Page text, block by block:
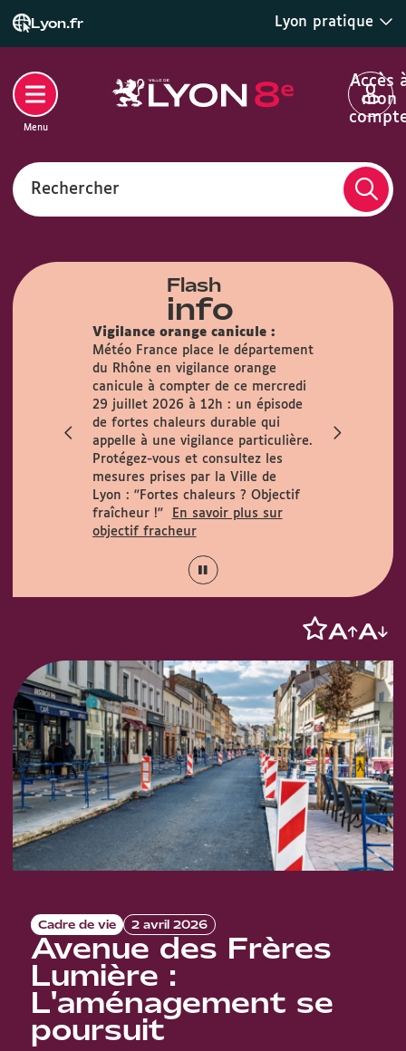
Lyon.fr Lyon pratique
Rechercher
Accès
mon
Menu
Flash
info
Vigilance orange canicule :
Météo France place le département
du Rhône en vigilance orange
canicule à compter de ce mercredi
29 juillet 2026 à 12h : un épisode
de fortes chaleurs durable qui
appelle à une vigilance particulière.
Protégez-vous et consultez les
mesures prises par la Ville de
Lyon : "Fortes chaleurs ? Objectif
fraîcheur !"
En savoir plus sur
objectif fracheur
Cadre de vie 2 avril 2026
Avenue des Frères
Lumière :
L'aménagement se
poursuit